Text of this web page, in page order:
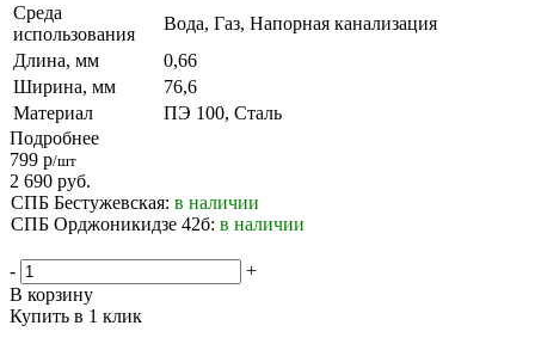
Среда
использования
Вода, Газ, Напорная канализация
Длина, мм
0,66
Ширина, мм
76,6
Материал
ПЭ 100, Сталь
Подробнее
799 р/шт
2 690 руб.
СПБ Бестужевская: в наличии
СПБ Орджоникидзе 42б: в наличии
-
+
В корзину
Купить в 1 клик